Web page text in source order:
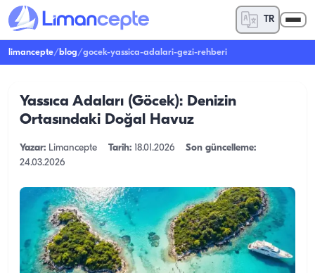
TR
limancepte/blog/gocek-yassica-adalari-gezi-rehberi
Yassıca Adaları (Göcek): Denizin
Ortasındaki Doğal Havuz
Yazar: Limancepte Tarih: 18.01.2026
Son güncelleme:
24.03.2026